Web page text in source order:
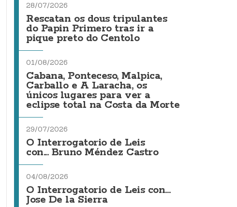
28/07/2026
Rescatan os dous tripulantes
do Papin Primero tras ir a
pique preto do Centolo
01/08/2026
Cabana, Ponteceso, Malpica,
Carballo e A Laracha, os
únicos lugares para ver a
eclipse total na Costa da Morte
29/07/2026
O Interrogatorio de Leis
con... Bruno Méndez Castro
04/08/2026
O Interrogatorio de Leis con...
Jose De la Sierra